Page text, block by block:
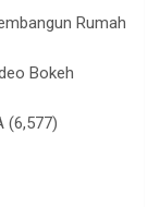
Rumah
Bokeh
(6,577)